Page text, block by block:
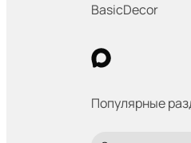
BasicDecor
Популярные